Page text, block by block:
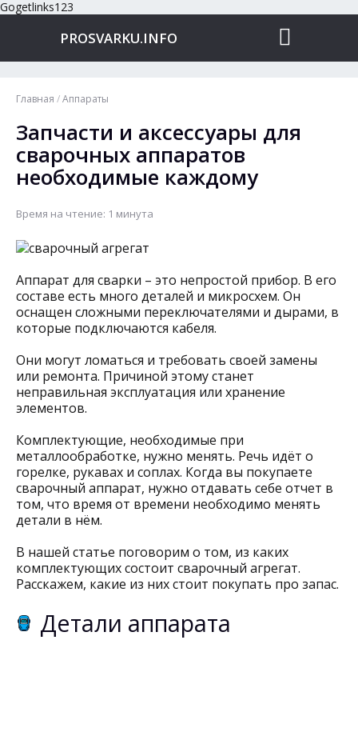
Gogetlinks123
PROSVARKU.INFO
Главная /Аппараты
Запчасти и аксессуары для
сварочных аппаратов
необходимые каждому
Время на чтение: 1 минута
Аппарат для сварки – это непростой прибор. В его
составе есть много деталей и микросхем. Он
оснащен сложными переключателями и дырами, в
которые подключаются кабеля.
Они могут ломаться и требовать своей замены
или ремонта. Причиной этому станет
неправильная эксплуатация или хранение
элементов.
Комплектующие, необходимые при
металлообработке, нужно менять. Речь идёт о
горелке, рукавах и соплах. Когда вы покупаете
сварочный аппарат, нужно отдавать себе отчет в
том, что время от времени необходимо менять
детали в нём.
В нашей статье поговорим о том, из каких
комплектующих состоит сварочный агрегат.
Расскажем, какие из них стоит покупать про запас.
Детали аппарата